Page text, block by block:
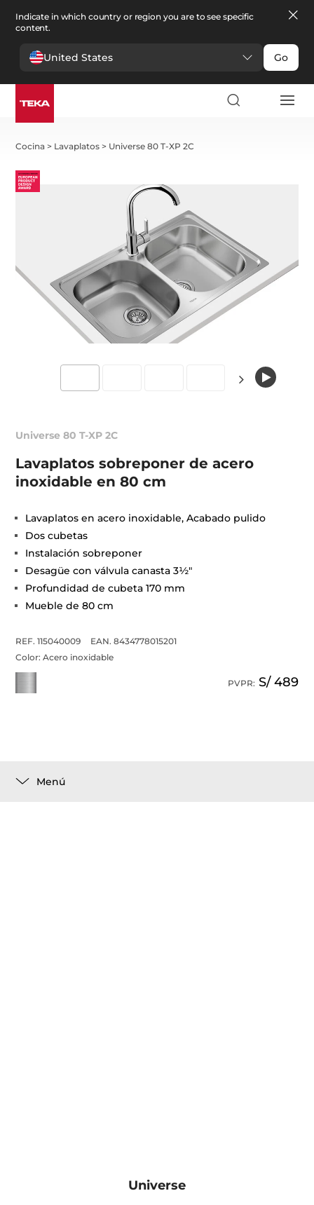
Indicate in which country or region you are to see specific
content.
United States Go
Cocina > Lavaplatos > Universe 80 T-XP 2C
Universe 80 T-XP 2C
Lavaplatos sobreponer de acero
inoxidable en 80 cm
Lavaplatos en acero inoxidable, Acabado pulido
Dos cubetas
Instalación sobreponer
Desagüe con válvula canasta 3½"
Profundidad de cubeta 170 mm
Mueble de 80 cm
REF. 115040009
EAN. 8434778015201
Color:Acero inoxidable
PVPR: S/ 489
Menú
Universe